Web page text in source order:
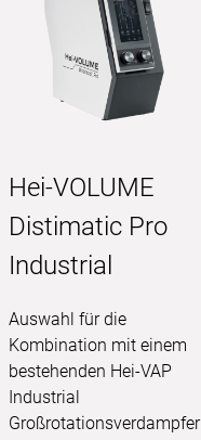
Hei-VOLUME
Distimatic Pro
Industrial
Auswahl für die
Kombination mit einem
bestehenden Hei-VAP
Industrial
Großrotationsverdampfer